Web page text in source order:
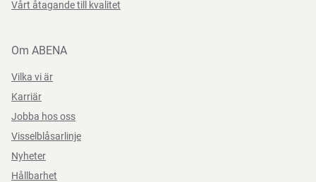
Förvara rent och torrt.
Vårt åtagande till kvalitet
Om ABENA
Vilka vi är
Karriär
Jobba hos oss
Visselblåsarlinje
Nyheter
Hållbarhet